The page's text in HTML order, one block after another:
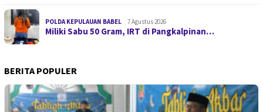
POLDA KEPULAUAN BABEL 7 Agustus 2026
Miliki Sabu 50 Gram, IRT di Pangkalpinan…
BERITA POPULER